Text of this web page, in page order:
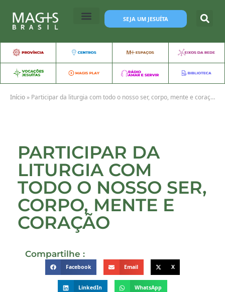
SEJA UM JESUÍTA
Início » Participar da liturgia com todo o nosso ser, corpo, mente e coração
PARTICIPAR DA
LITURGIA COM
TODO O NOSSO SER,
CORPO, MENTE E
CORAÇÃO
Compartilhe :
Facebook Email X
LinkedIn WhatsApp